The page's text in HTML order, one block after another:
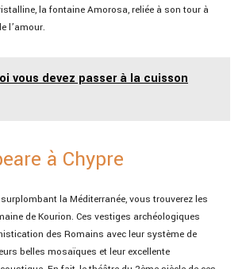
la fontaine Amorosa, reliée à son tour à
l’amour.
vous devez passer à la cuisson
à Chypre
la Méditerranée, vous trouverez les
de Kourion. Ces vestiges archéologiques
des Romains avec leur système de
belles mosaïques et leur excellente